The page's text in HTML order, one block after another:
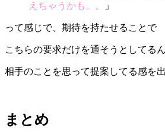
えちゃうかも。。
」
って感じで、期待を持たせることで
こちらの要求だけを通そうとしてる
相手のことを思って提案してる感を
まとめ